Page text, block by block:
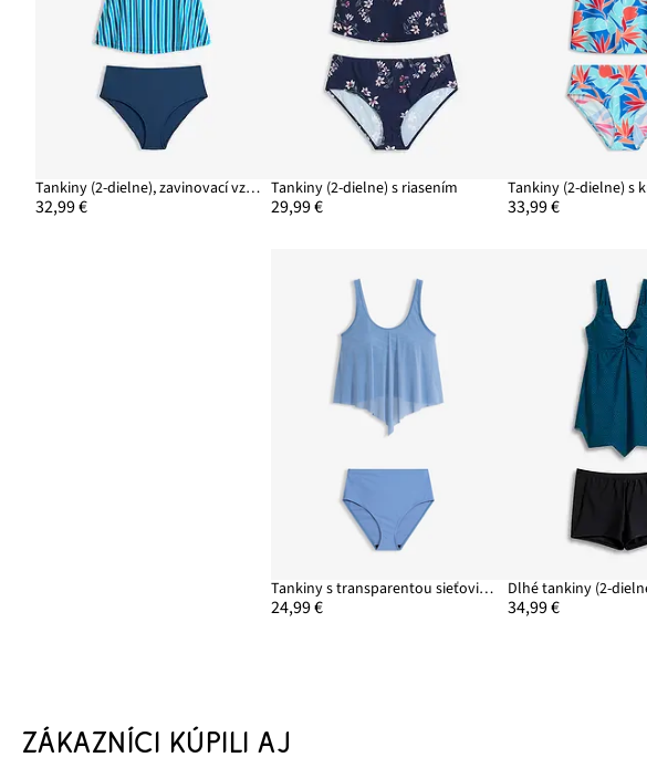
Tankiny (2-dielne), zavinovací vzhľad
32,99 €
Tankiny (2-dielne) s riasením
29,99 € 33,99 €
Tankiny s transparentou sieťovinou (2-dielne)
24,99 € 34,99 €
ZÁKAZNÍCI KÚPILI AJ